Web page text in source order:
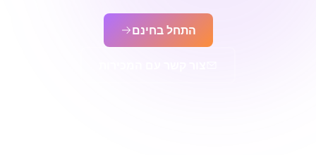
התחל בחינם